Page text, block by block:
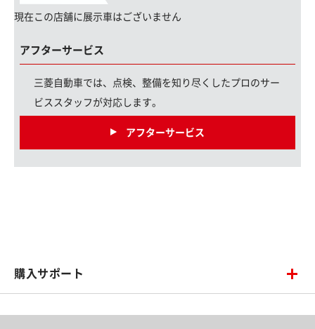
現在この店舗に展示車はございません
アフターサービス
三菱自動車では、点検、整備を知り尽くしたプロのサー
ビススタッフが対応します。
アフターサービス
購入サポート